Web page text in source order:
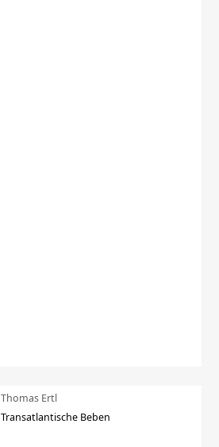
Thomas Ertl
Transatlantische Beben